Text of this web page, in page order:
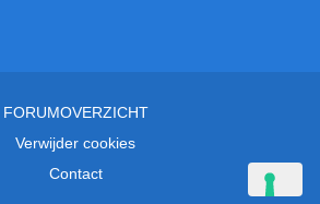
FORUMOVERZICHT
Verwijder cookies
Contact